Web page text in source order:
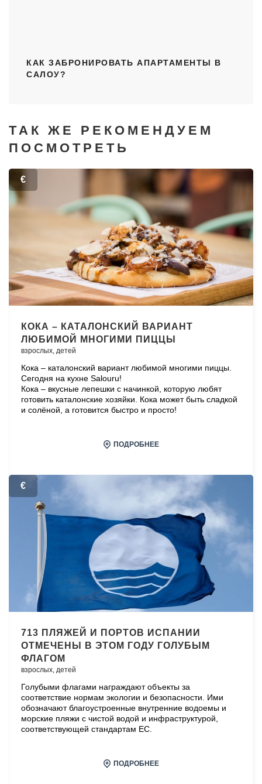
КАК ЗАБРОНИРОВАТЬ АПАРТАМЕНТЫ В
САЛОУ?
ТАК ЖЕ РЕКОМЕНДУЕМ
ПОСМОТРЕТЬ
€
КОКА – КАТАЛОНСКИЙ ВАРИАНТ
ЛЮБИМОЙ МНОГИМИ ПИЦЦЫ
взрослых, детей
Кока – каталонский вариант любимой многими пиццы.
Сегодня на кухне Salouru!
Кока – вкусные лепешки с начинкой, которую любят
готовить каталонские хозяйки. Кока может быть сладкой
и солёной, а готовится быстро и просто!
ПОДРОБНЕЕ
€
713 ПЛЯЖЕЙ И ПОРТОВ ИСПАНИИ
ОТМЕЧЕНЫ В ЭТОМ ГОДУ ГОЛУБЫМ
ФЛАГОМ
взрослых, детей
Голубыми флагами награждают объекты за
соответствие нормам экологии и безопасности. Ими
обозначают благоустроенные внутренние водоемы и
морские пляжи с чистой водой и инфраструктурой,
соответствующей стандартам ЕС.
ПОДРОБНЕЕ